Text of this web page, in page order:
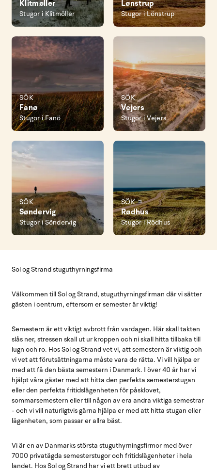
Klitmøller
Stugor i Klitmöller
Lønstrup
Stugor i Lönstrup
SÖK
Fanø
Stugor i Fanö
SÖK
Vejers
Stugor i Vejers
SÖK
Søndervig
Stugor i Söndervig
SÖK
Rødhus
Stugor i Rödhus
Sol og Strand stuguthyrningsfirma
Välkommen till Sol og Strand, stuguthyrningsfirman där vi sätter
gästen i centrum, eftersom er semester är viktig!
Semestern är ett viktigt avbrott från vardagen. Här skall takten
slås ner, stressen skall ut ur kroppen och ni skall hitta tillbaka till
lugn och ro. Hos Sol og Strand vet vi, att semestern är viktig och
vi vet att förutsättningarna måste vara de rätta. Vi vill hjälpa er
med att få den bästa semestern i Danmark. I över 40 år har vi
hjälpt våra gäster med att hitta den perfekta semesterstugan
eller den perfekta fritidslägenheten för påsklovet,
sommarsemestern eller till någon av era andra viktiga semestrar
- och vi vill naturligtvis gärna hjälpa er med att hitta stugan eller
lägenheten, som passar er allra bäst.
Vi är en av Danmarks största stuguthyrningsfirmor med över
7000 privatägda semesterstugor och fritidslägenheter i hela
landet. Hos Sol og Strand har vi ett brett utbud av